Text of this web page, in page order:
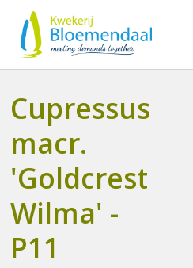
Cupressus
macr.
'Goldcrest
Wilma' -
P11